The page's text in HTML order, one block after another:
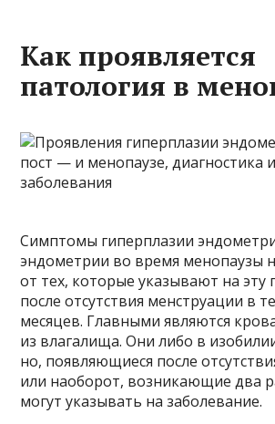
Как проявляется
патология в
Симптомы гиперплазии
эндометрии во время менопаузы
от тех, которые указывают на эту
после отсутствия менструации в
месяцев. Главными являются
из влагалища. Они либо в
но, появляющиеся после
или наоборот, возникающие два
могут указывать на заболевание.